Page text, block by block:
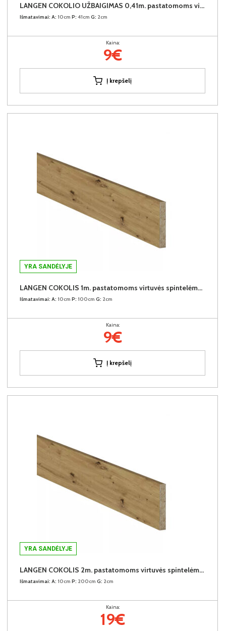
LANGEN COKOLIO UŽBAIGIMAS 0,41m. pastatomoms virtuvės spintelėms (komplekte 2vnt.)
Išmatavimai: A: 10cm P: 41cm G: 2cm
Kaina:
9€
Į krepšelį
YRA SANDĖLYJE
LANGEN COKOLIS 1m. pastatomoms virtuvės spintelėms (1 metras)
Išmatavimai: A: 10cm P: 100cm G: 2cm
Kaina:
9€
Į krepšelį
YRA SANDĖLYJE
LANGEN COKOLIS 2m. pastatomoms virtuvės spintelėms (2 metrai)
Išmatavimai: A: 10cm P: 200cm G: 2cm
Kaina:
19€